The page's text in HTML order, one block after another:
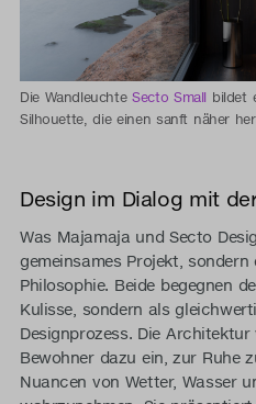
Die WandleuchteSecto Small bildet
Silhouette, die einen sanft näher
Design im Dialog mit
Was Majamaja und Secto
gemeinsames Projekt, sondern
Philosophie. Beide begegnen
Kulisse, sondern als
Designprozess. Die
Bewohner dazu ein, zur Ruhe
Nuancen von Wetter, Wasser